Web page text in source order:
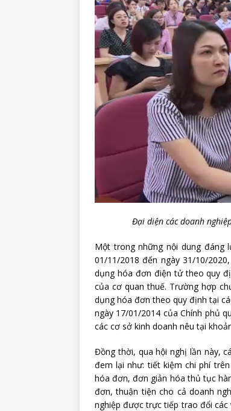
Đại diện các doanh
Một trong những nội dung đáng
01/11/2018 đến ngày 31/10/
dụng hóa đơn điện tử theo quy
của cơ quan thuế. Trường hợp
dụng hóa đơn theo quy định tại
ngày 17/01/2014 của Chính phủ
các cơ sở kinh doanh nêu tại
Đồng thời, qua hội nghị lần này,
đem lại như: tiết kiệm chi phí
hóa đơn, đơn giản hóa thủ tục
đơn, thuận tiện cho cả doanh
nghiệp được trực tiếp trao đổi